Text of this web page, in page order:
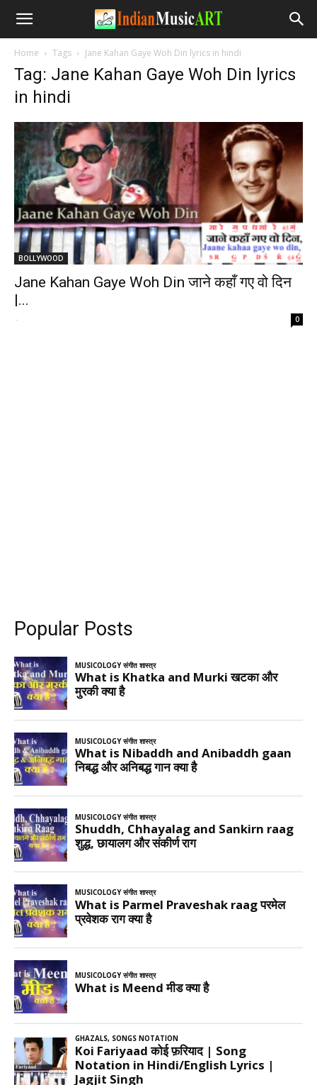
Home Tags Jane Kahan Gaye Woh Din lyrics in hindi
Tag: Jane Kahan Gaye Woh Din lyrics
in hindi
BOLLYWOOD
Jane Kahan Gaye Woh Din जाने कहाँ गए वो दिन
|...
- 0
Popular Posts